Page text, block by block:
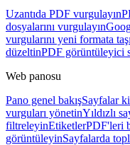
Uzantıda PDF vurgulayın
dosyalarını vurgulayın
vurgularını yeni formata
düzeltinPDF görüntüleyici
Web panosu
Pano genel bakışSayfalar
vurguları yönetinYıldızlı
filtreleyinEtiketlerPDF'leri
görüntüleyinSayfalarda